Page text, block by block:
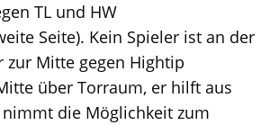
TL und HW
Seite). Kein Spieler ist an der
zur Mitte gegen Hightip
über Torraum, er hilft aus
nimmt die Möglichkeit zum